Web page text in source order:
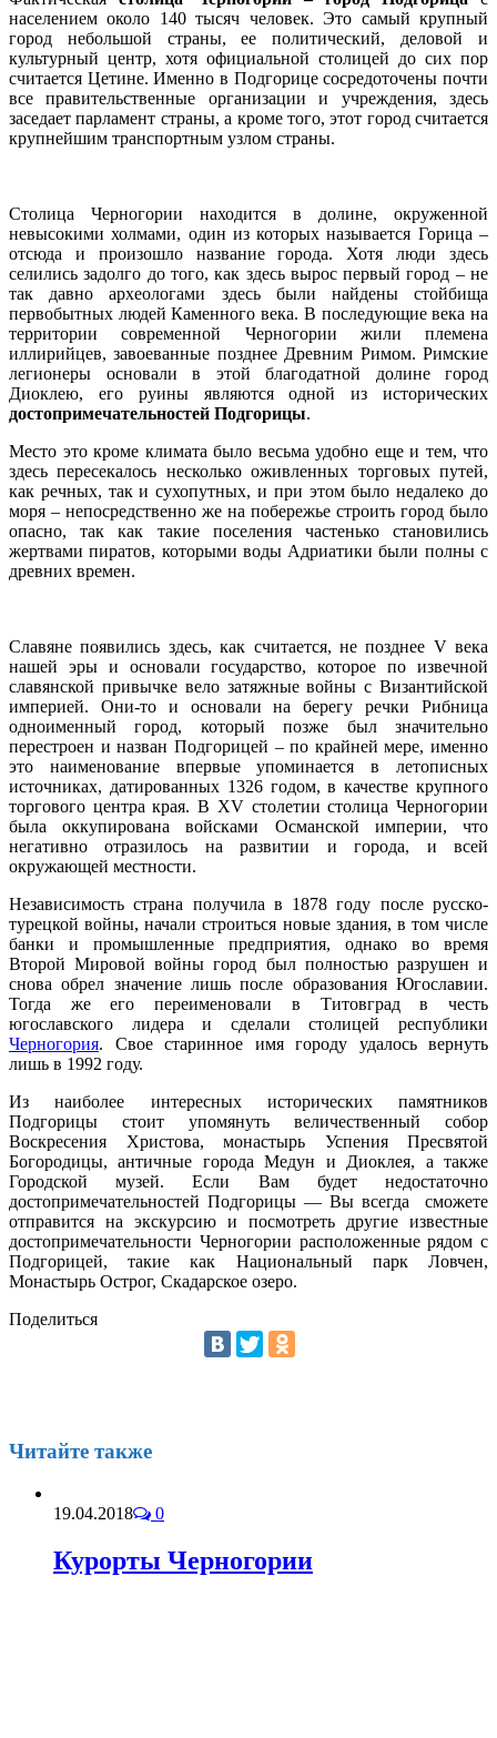
населением около 140 тысяч человек. Это самый крупный
город небольшой страны, ее политический, деловой и
культурный центр, хотя официальной столицей до сих пор
считается Цетине. Именно в Подгорице сосредоточены почти
все правительственные организации и учреждения, здесь
заседает парламент страны, а кроме того, этот город считается
крупнейшим транспортным узлом страны.
Столица Черногории находится в долине, окруженной
невысокими холмами, один из которых называется Горица –
отсюда и произошло название города. Хотя люди здесь
селились задолго до того, как здесь вырос первый город – не
так давно археологами здесь были найдены стойбища
первобытных людей Каменного века. В последующие века на
территории современной Черногории жили племена
иллирийцев, завоеванные позднее Древним Римом. Римские
легионеры основали в этой благодатной долине город
Диоклею, его руины являются одной из исторических
достопримечательностей Подгорицы.
Место это кроме климата было весьма удобно еще и тем, что
здесь пересекалось несколько оживленных торговых путей,
как речных, так и сухопутных, и при этом было недалеко до
моря – непосредственно же на побережье строить город было
опасно, так как такие поселения частенько становились
жертвами пиратов, которыми воды Адриатики были полны с
древних времен.
Славяне появились здесь, как считается, не позднее V века
нашей эры и основали государство, которое по извечной
славянской привычке вело затяжные войны с Византийской
империей. Они-то и основали на берегу речки Рибница
одноименный город, который позже был значительно
перестроен и назван Подгорицей – по крайней мере, именно
это наименование впервые упоминается в летописных
источниках, датированных 1326 годом, в качестве крупного
торгового центра края. В XV столетии столица Черногории
была оккупирована войсками Османской империи, что
негативно отразилось на развитии и города, и всей
окружающей местности.
Независимость страна получила в 1878 году после русско-
турецкой войны, начали строиться новые здания, в том числе
банки и промышленные предприятия, однако во время
Второй Мировой войны город был полностью разрушен и
снова обрел значение лишь после образования Югославии.
Тогда же его переименовали в Титовград в честь
югославского лидера и сделали столицей республики
Черногория. Свое старинное имя городу удалось вернуть
лишь в 1992 году.
Из наиболее интересных исторических памятников
Подгорицы стоит упомянуть величественный собор
Воскресения Христова, монастырь Успения Пресвятой
Богородицы, античные города Медун и Диоклея, а также
Городской музей. Если Вам будет недостаточно
достопримечательностей Подгорицы — Вы всегда сможете
отправится на экскурсию и посмотреть другие известные
достопримечательности Черногории расположенные рядом с
Подгорицей, такие как Национальный парк Ловчен,
Монастырь Острог, Скадарское озеро.
Поделиться
Читайте также
19.04.2018 0
Курорты Черногории